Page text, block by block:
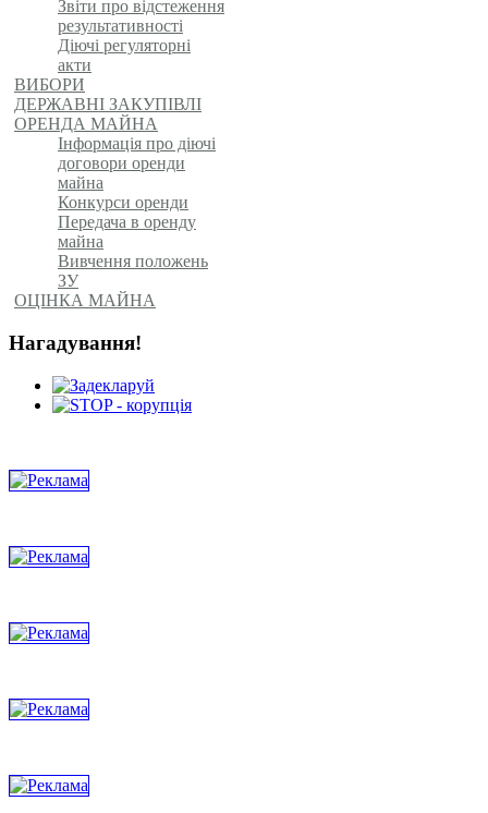
Звіти про відстеження
результативності
Діючі регуляторні
акти
ВИБОРИ
ДЕРЖАВНІ ЗАКУПІВЛІ
ОРЕНДА МАЙНА
Інформація про діючі
договори оренди
майна
Конкурси оренди
Передача в оренду
майна
Вивчення положень
ЗУ
ОЦІНКА МАЙНА
Нагадування!